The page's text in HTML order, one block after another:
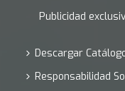
Publicidad
Descargar
Responsabilidad